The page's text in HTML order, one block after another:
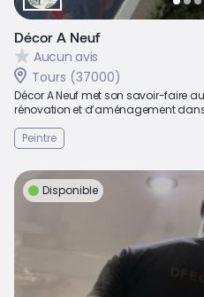
Décor A Neuf
Aucun avis
Tours (37000)
Décor A Neuf met son savoir-faire
rénovation et d’aménagement
Peintre
Disponible